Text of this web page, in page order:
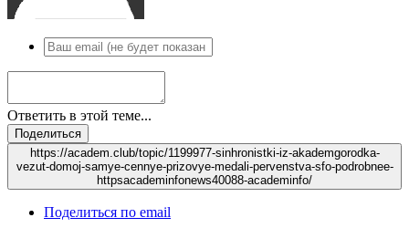
Ответить в этой теме...
Поделиться
https://academ.club/topic/1199977-sinhronistki-iz-akademgorodka-
vezut-domoj-samye-cennye-prizovye-medali-pervenstva-sfo-podrobnee-
httpsacademinfonews40088-academinfo/
Поделиться по email